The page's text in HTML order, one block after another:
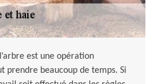
est une opération
prendre beaucoup de temps. Si